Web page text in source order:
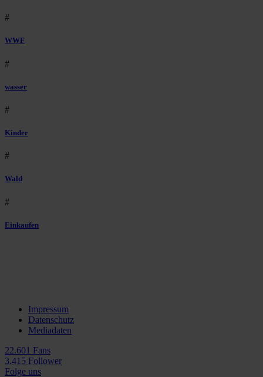
#
WWF
#
wasser
#
Kinder
#
Wald
#
Einkaufen
Impressum
Datenschutz
Mediadaten
22.601 Fans
3.415 Follower
Folge uns